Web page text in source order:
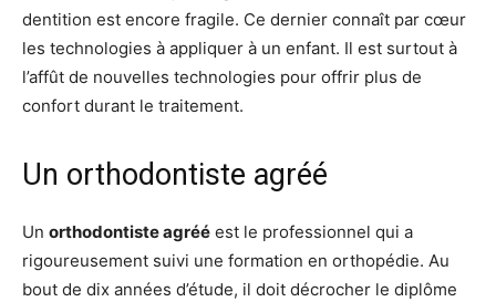
dentition est encore fragile. Ce dernier connaît par cœur
les technologies à appliquer à un enfant. Il est surtout à
l’affût de nouvelles technologies pour offrir plus de
confort durant le traitement.
Un orthodontiste agréé
Un orthodontiste agréé est le professionnel qui a
rigoureusement suivi une formation en orthopédie. Au
bout de dix années d’étude, il doit décrocher le diplôme